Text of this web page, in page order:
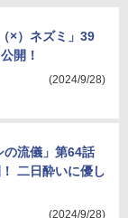
×）ネズミ」39
開！
(2024/9/28)
の流儀」第64話
二日酔いに優し
(2024/9/28)